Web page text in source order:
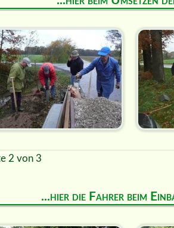
2 von 3
...hier die Fahrer beim